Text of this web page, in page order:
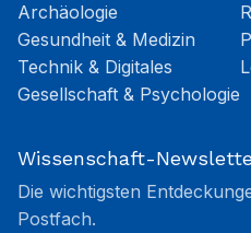
Archäologie
Gesundheit & Medizin
Technik & Digitales
Gesellschaft & Psychologie
Wissenschaft-
Die wichtigsten
Postfach.